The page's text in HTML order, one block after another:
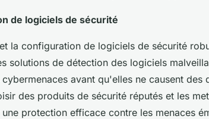
de logiciels de sécurité
la configuration de logiciels de sécurité
solutions de détection des logiciels
avant qu'elles ne causent des
des produits de sécurité réputés et les
protection efficace contre les menaces